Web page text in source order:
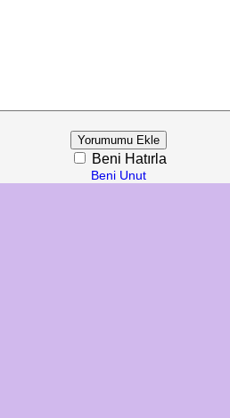
Beni Hatırla
Beni Unut